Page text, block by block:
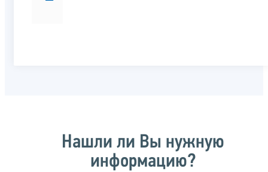
Нашли ли Вы нужную
информацию?